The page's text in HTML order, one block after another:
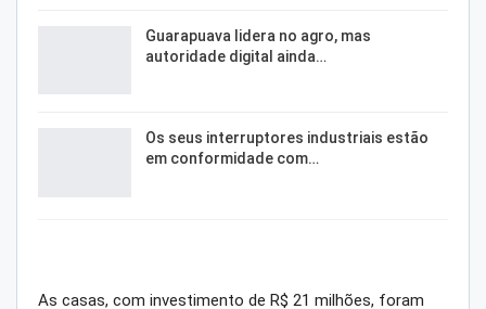
Guarapuava lidera no agro, mas
autoridade digital ainda…
Os seus interruptores industriais estão
em conformidade com…
As casas, com investimento de R$ 21 milhões, foram